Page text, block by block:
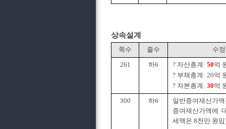
상속설계
쪽수 줄수
수
261
하6 ? 자산총계: 50억
? 부채총계: 20억
? 자본총계: 30억
300
하6
일반증여재산가
증여재산가액에
세액은 8천만 원임